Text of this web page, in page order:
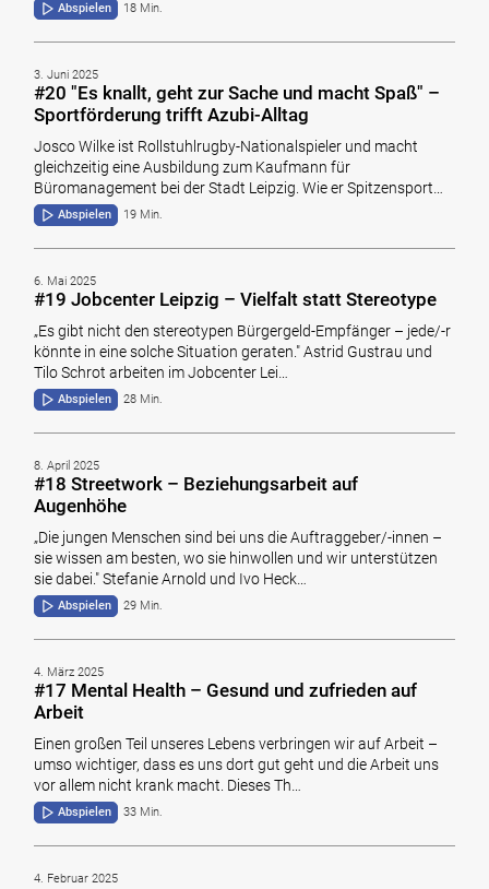
Abspielen 18 Min.
3. Juni 2025
#20 "Es knallt, geht zur Sache und macht Spaß" –
Sportförderung trifft Azubi-Alltag
Josco Wilke ist Rollstuhlrugby-Nationalspieler und macht
gleichzeitig eine Ausbildung zum Kaufmann für
Büromanagement bei der Stadt Leipzig. Wie er Spitzensport…
Abspielen 19 Min.
6. Mai 2025
#19 Jobcenter Leipzig – Vielfalt statt Stereotype
„Es gibt nicht den stereotypen Bürgergeld-Empfänger – jede/-r
könnte in eine solche Situation geraten." Astrid Gustrau und
Tilo Schrot arbeiten im Jobcenter Lei…
Abspielen 28 Min.
8. April 2025
#18 Streetwork – Beziehungsarbeit auf
Augenhöhe
„Die jungen Menschen sind bei uns die Auftraggeber/-innen –
sie wissen am besten, wo sie hinwollen und wir unterstützen
sie dabei." Stefanie Arnold und Ivo Heck…
Abspielen 29 Min.
4. März 2025
#17 Mental Health – Gesund und zufrieden auf
Arbeit
Einen großen Teil unseres Lebens verbringen wir auf Arbeit –
umso wichtiger, dass es uns dort gut geht und die Arbeit uns
vor allem nicht krank macht. Dieses Th…
Abspielen 33 Min.
4. Februar 2025